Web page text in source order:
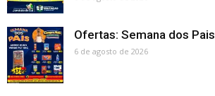
Ofertas: Semana dos Pais
6 de agosto de 2026